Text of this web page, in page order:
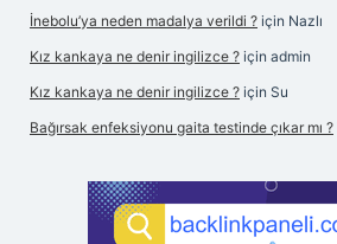
İnebolu’ya neden madalya verildi ? için Nazlı
Kız kankaya ne denir ingilizce ? için admin
Kız kankaya ne denir ingilizce ? için Su
Bağırsak enfeksiyonu gaita testinde çıkar mı ?